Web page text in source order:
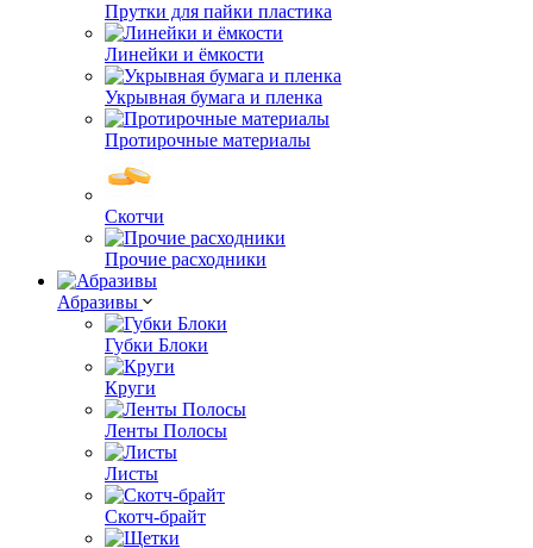
Прутки для пайки пластика
Линейки и ёмкости
Укрывная бумага и пленка
Протирочные материалы
Скотчи
Прочие расходники
Абразивы
Губки Блоки
Круги
Ленты Полосы
Листы
Скотч-брайт